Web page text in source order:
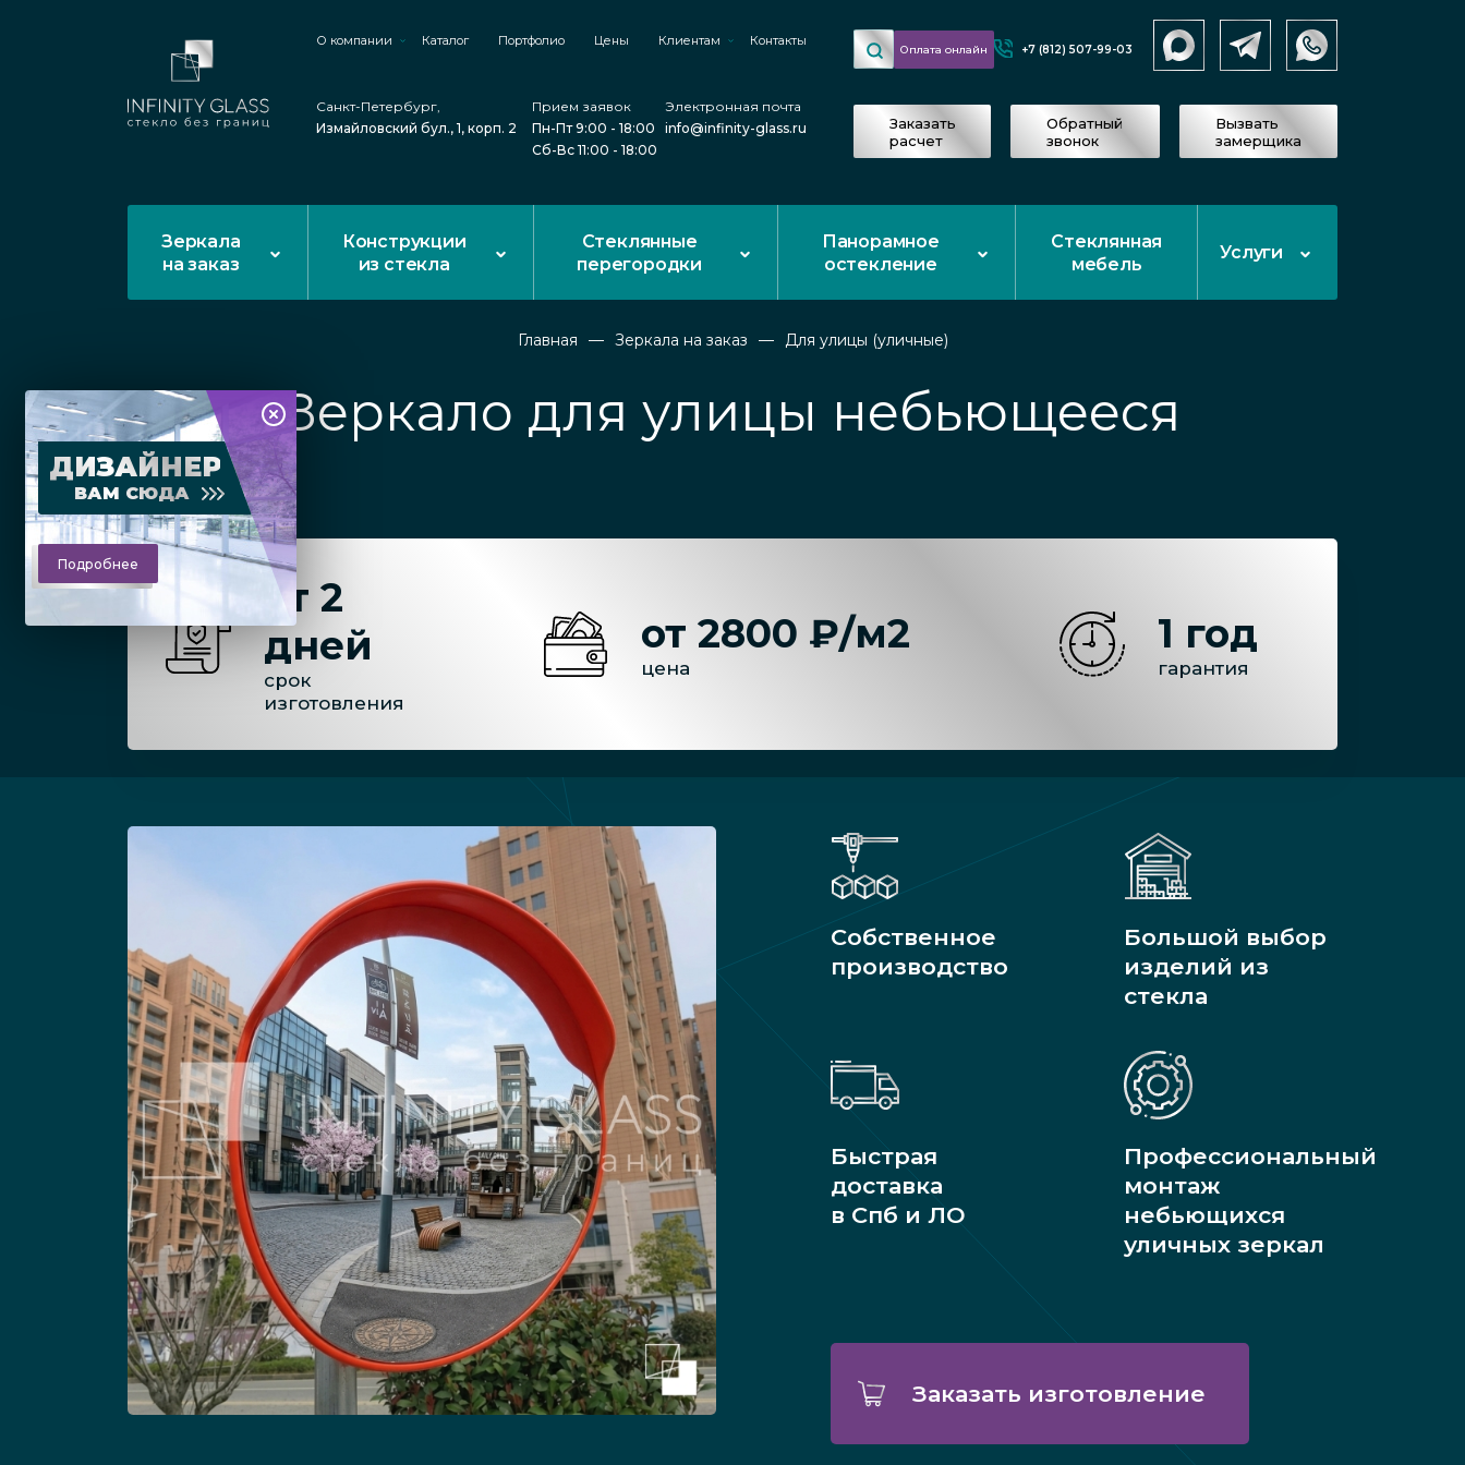
О компании Каталог Портфолио Цены Клиентам Контакты
Санкт-Петербург,
Измайловский бул., 1, корп. 2
Прием заявок
Пн-Пт 9:00 - 18:00
Сб-Вс 11:00 - 18:00
Электронная почта
info@infinity-glass.ru
Оплата онлайн +7 (812) 507-99-03
Заказать
расчет
Обратный
звонок
Вызвать
замерщика
Зеркала
на заказ
Конструкции
из стекла
Стеклянные
перегородки
Панорамное
остекление
Стеклянная
мебель
Услуги
Главная Зеркала на заказ Для улицы (уличные)
Зеркало для улицы небьющееся
ДИЗАЙНЕР
ВАМ СЮДА
Подробнее
от 2
дней
срок
изготовления
от 2800 ₽/м2
цена
1 год
гарантия
Собственное
производство
Большой выбор
изделий из
стекла
Быстрая
доставка
в Спб и ЛО
Профессиональный
монтаж
небьющихся
уличных зеркал
Заказать изготовление